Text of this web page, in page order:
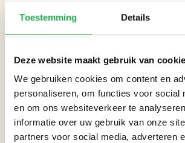
Toestemming Details
Deze website maakt gebruik van
We gebruiken cookies om content en
personaliseren, om functies voor social
en om ons websiteverkeer te
informatie over uw gebruik van onze
partners voor social media, adverteren
Voor het huis is een prachtig gevel tuintje
onder de voorramen. Sommige stoeptegels
gat in het midden. Hierdoor kunnen er
groeien en kan er water naar de bodem
maatregelen zorgen ervoor dat het van de
regenwater inde grond kan zakken.